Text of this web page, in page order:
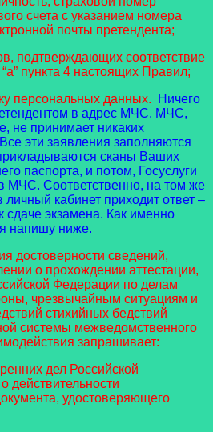
счета с указанием номера
почты претендента;
подтверждающих соответствие
пункта 4 настоящих Правил;
персональных данных.
Ничего
в адрес МЧС. МЧС,
не принимает никаких
эти заявления заполняются
сканы Ваших
паспорта, и потом, Госуслуги
МЧС. Соответственно, на том же
личный кабинет приходит ответ –
сдаче экзамена. Как именно
напишу ниже.
достоверности сведений,
о прохождении аттестации,
Федерации по делам
чрезвычайным ситуациям и
стихийных бедствий
системы межведомственного
запрашивает:
дел Российской
действительности
удостоверяющего